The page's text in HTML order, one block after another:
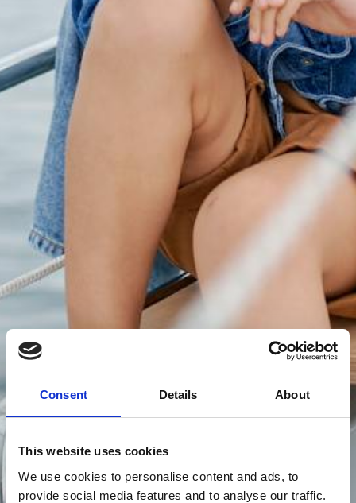
Consent Details About
This website uses cookies
We use cookies to personalise content and ads, to
provide social media features and to analyse our traffic.